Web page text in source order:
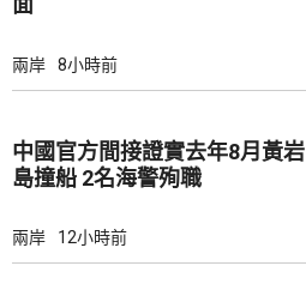
兩岸 8小時前
中國官方間接證實去年8月黃岩
島撞船 2名海警殉職
兩岸 12小時前